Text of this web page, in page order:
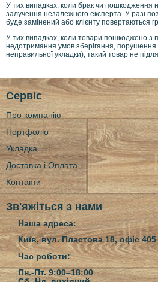
У тих випадках, коли брак чи пошкодження
залучення незалежного експерта. У разі
буде замінений або клієнту повертаються
У тих випадках, коли товари пошкоджено з
недотримання умов зберігання, порушення
неправильної укладки), такий товар не
Сервіс
Про компанію
Портфоліо
Укладка
Доставка і Оплата
Контакти
Зв'яжіться з нами
Наша адреса:
Київ, вул. Пластова 18, офіс 405
Час роботи:
Пн.-Пт. 9:00–18:00